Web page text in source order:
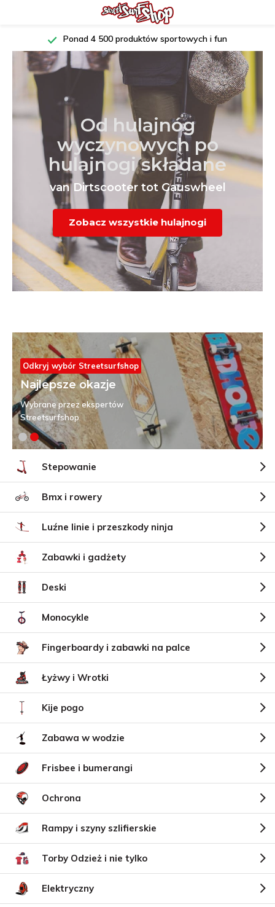
Dostępne z magazynu, szybka wysyłka
Od hulajnóg
wyczynowych po
hulajnogi składane
van Dirtscooter tot Gauswheel
Zobacz wszystkie hulajnogi
Odkryj wybór Streetsurfshop
Najlepsze okazje
Wybrane przez ekspertów
Streetsurfshop
Stepowanie
Bmx i rowery
Luźne linie i przeszkody ninja
Zabawki i gadżety
Deski
Monocykle
Fingerboardy i zabawki na palce
Łyżwy i Wrotki
Kije pogo
Zabawa w wodzie
Frisbee i bumerangi
Ochrona
Rampy i szyny szlifierskie
Torby Odzież i nie tylko
Elektryczny